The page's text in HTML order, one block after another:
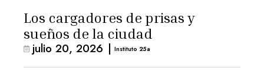
Los cargadores de prisas y
sueños de la ciudad
julio 20, 2026 | Instituto 25a